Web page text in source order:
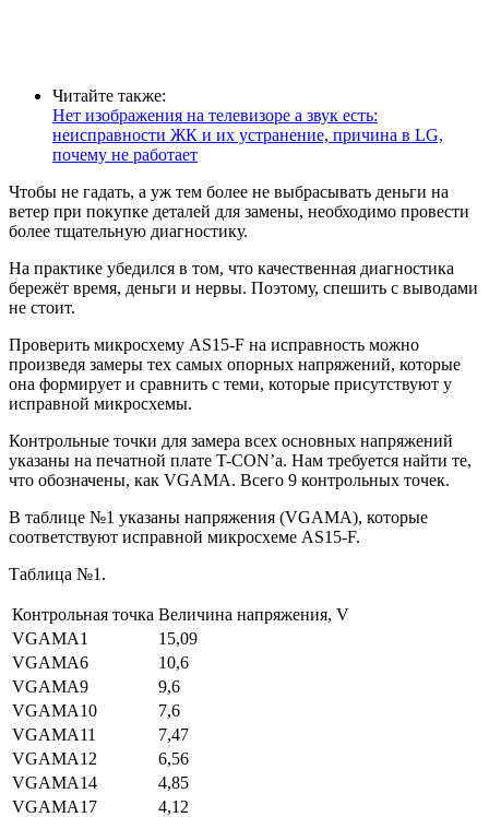
Читайте также:
Нет изображения на телевизоре а звук есть:
неисправности ЖК и их устранение, причина в LG,
почему не работает
Чтобы не гадать, а уж тем более не выбрасывать деньги на
ветер при покупке деталей для замены, необходимо провести
более тщательную диагностику.
На практике убедился в том, что качественная диагностика
бережёт время, деньги и нервы. Поэтому, спешить с выводами
не стоит.
Проверить микросхему AS15-F на исправность можно
произведя замеры тех самых опорных напряжений, которые
она формирует и сравнить с теми, которые присутствуют у
исправной микросхемы.
Контрольные точки для замера всех основных напряжений
указаны на печатной плате T-CON’а. Нам требуется найти те,
что обозначены, как VGAMA. Всего 9 контрольных точек.
В таблице №1 указаны напряжения (VGAMA), которые
соответствуют исправной микросхеме AS15-F.
Таблица №1.
Контрольная точка Величина напряжения, V
VGAMA1
15,09
VGAMA6
10,6
VGAMA9
9,6
VGAMA10
7,6
VGAMA11
7,47
VGAMA12
6,56
VGAMA14
4,85
VGAMA17
4,12